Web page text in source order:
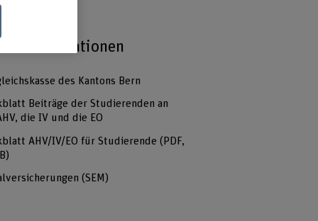
Informationen
des Kantons Bern
Beiträge der Studierenden an
die IV und die EO
AHV/IV/EO für Studierende (PDF,
(SEM)